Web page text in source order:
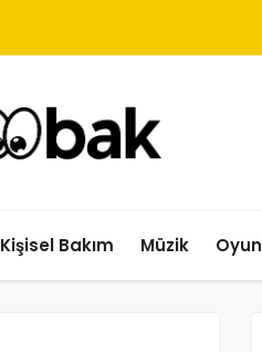
Kişisel Bakım Müzik Oyun